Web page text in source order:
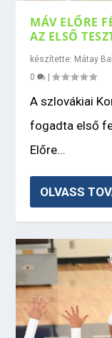
MÁV ELŐRE
AZ ELSŐ
készítette: Mátay
0
|
A szlovákiai
fogadta első
Előre...
OLVASS